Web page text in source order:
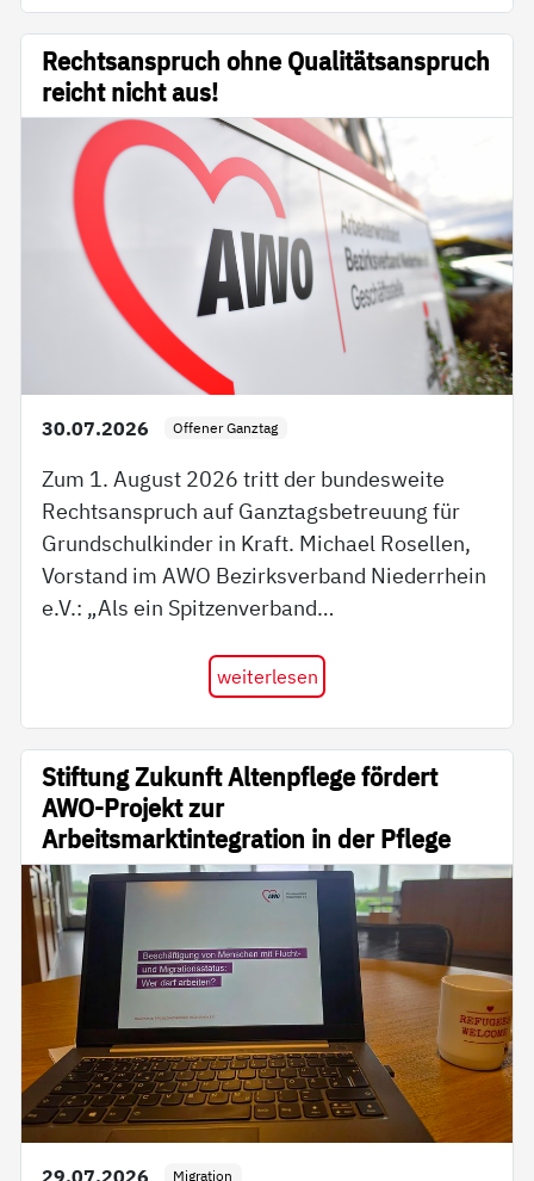
Rechtsanspruch ohne Qualitätsanspruch
reicht nicht aus!
30.07.2026 Offener Ganztag
Zum 1. August 2026 tritt der bundesweite
Rechtsanspruch auf Ganztagsbetreuung für
Grundschulkinder in Kraft. Michael Rosellen,
Vorstand im AWO Bezirksverband Niederrhein
e.V.: „Als ein Spitzenverband…
weiterlesen
Stiftung Zukunft Altenpflege fördert
AWO-Projekt zur
Arbeitsmarktintegration in der Pflege
29.07.2026 Migration